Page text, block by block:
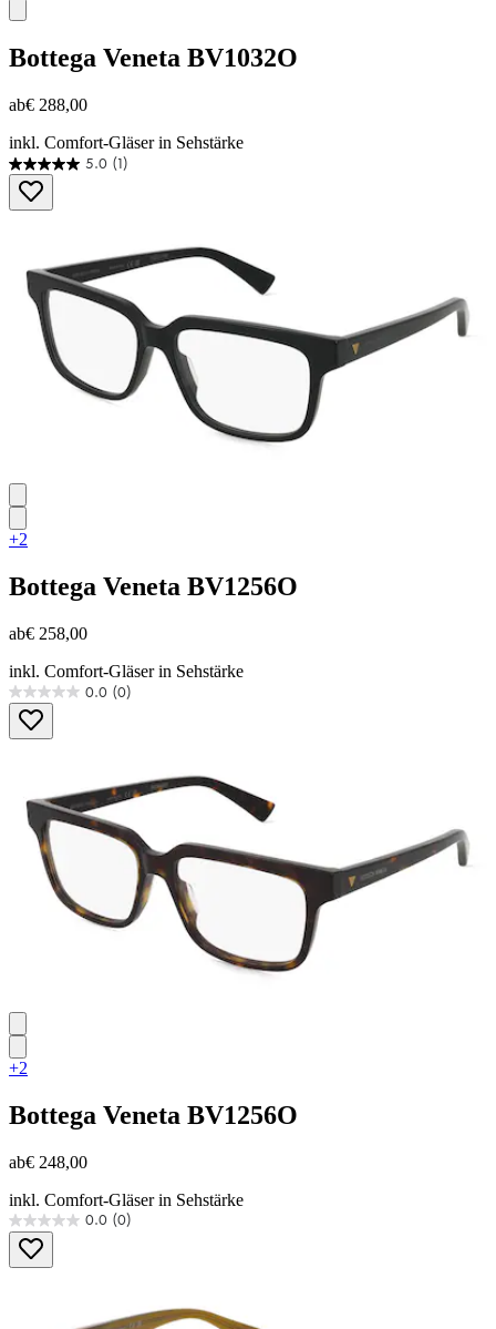
Bottega Veneta BV1032O
ab€ 288,00
inkl. Comfort-Gläser in Sehstärke
5.0 (1)
5.0
von
5
Bewertung
+2
Bottega Veneta BV1256O
ab€ 258,00
inkl. Comfort-Gläser in Sehstärke
0.0 (0)
0.0
von
5
+2
Bottega Veneta BV1256O
ab€ 248,00
inkl. Comfort-Gläser in Sehstärke
0.0 (0)
0.0
von
5